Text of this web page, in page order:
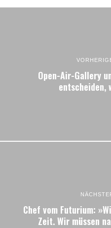
Open-Air-Gallery
entscheiden,
Chef vom Futurium:
Zeit. Wir müssen